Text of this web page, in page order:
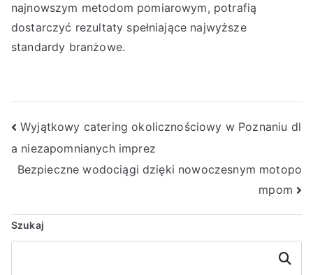
najnowszym metodom pomiarowym, potrafią
dostarczyć rezultaty spełniające najwyższe
standardy branżowe.
Nawigacja
wpisu
Wyjątkowy catering okolicznościowy w Poznaniu dl
a niezapomnianych imprez
Bezpieczne wodociągi dzięki nowoczesnym motopo
mpom
Szukaj
Szukaj